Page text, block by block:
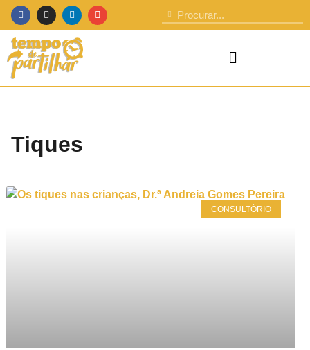
Tiques
CONSULTÓRIO